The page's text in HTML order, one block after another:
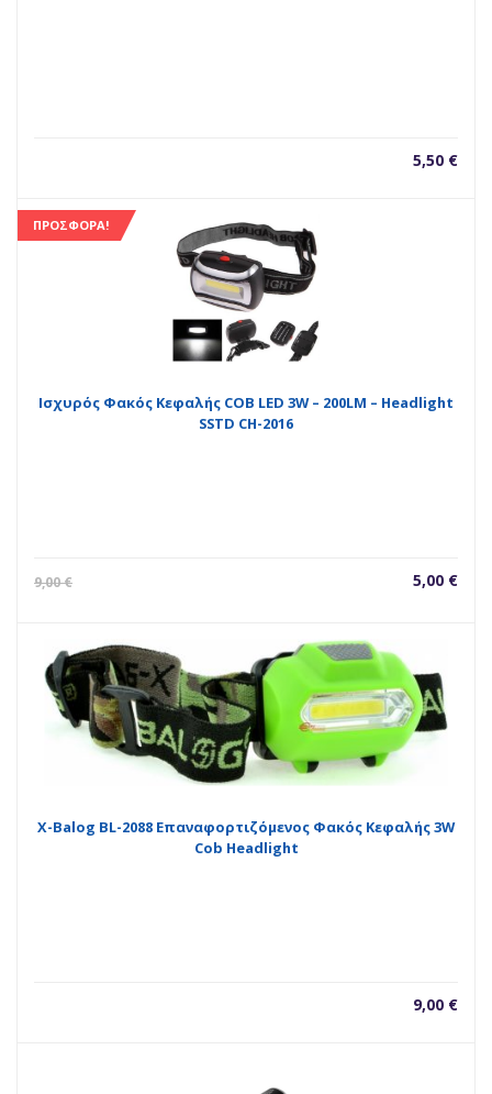
5,50 €
ΠΡΟΣΦΟΡΆ!
Ισχυρός Φακός Κεφαλής COB LED 3W – 200LM – Headlight
SSTD CH-2016
9,00€ 5,00 €
Η
5,00 €.
X-Balog BL-2088 Επαναφορτιζόμενος Φακός Κεφαλής 3W
Cob Headlight
9,00 €